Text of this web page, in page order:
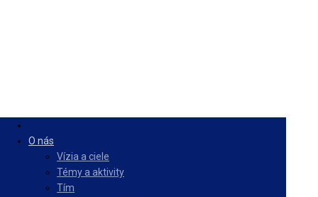
O nás
Vízia a ciele
Témy a aktivity
Tím